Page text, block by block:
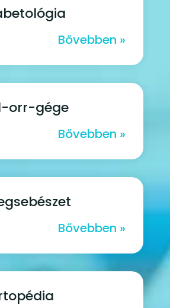
Bővebben »
orr-gége
Bővebben »
Bővebben »